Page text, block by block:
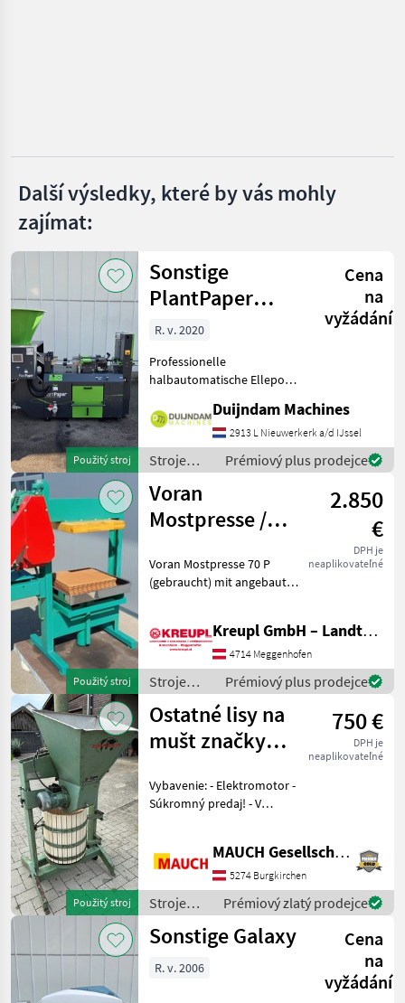
Další výsledky, které by vás mohly
zajímat:
Použitý stroj
Sonstige
PlantPaper
Semi-Automatic
Cena
na
vyžádání
R. v. 2020
Professionelle
halbautomatische Ellepot
Papiertopfmaschine mit 4
Produktionslinien, Baujahr
2020.Die Maschine befindet
sich in gutem Zustand und
wurde nur
Duijndam Machines
2913 L Nieuwerkerk a/d IJssel
Stroje
ovocinárstva
/ Sonstige
Prémiový plus prodejce
Použitý stroj
Voran
Mostpresse /
2.850
€
DPH je
neaplikovateľné
Voran Mostpresse 70 P
(gebraucht) mit angebauter
angebauter Mühle! Mit
Presstücher und
Presseinlagen! Ölwechse
Kreupl GmbH – Landtechnik – Schlosserei – Anhänger
4714 Meggenhofen
Stroje
ovocinárstva
/ Voran
Prémiový plus prodejce
Použitý stroj
Ostatné lisy na
mušt značky
750 €
DPH je
neaplikovateľné
Vybavenie: - Elektromotor -
Súkromný predaj! - V
na vás mohol vyhradiť
dostatok času, prosím,
dohodnite si so
MAUCH Gesellschaft m.b.H. & Co.KG
5274 Burgkirchen
Stroje
ovocinárstva
/ Sonstige
Prémiový zlatý prodejce
Sonstige Galaxy
Cena
na
vyžádání
R. v. 2006